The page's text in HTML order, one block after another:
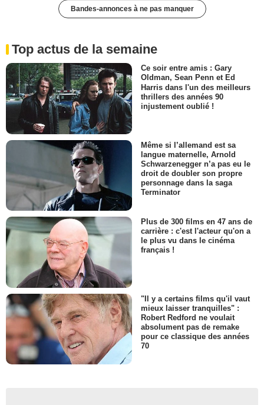
Bandes-annonces à ne pas manquer
Top actus de la semaine
Ce soir entre amis : Gary
Oldman, Sean Penn et Ed
Harris dans l'un des meilleurs
thrillers des années 90
injustement oublié !
Même si l’allemand est sa
langue maternelle, Arnold
Schwarzenegger n’a pas eu le
droit de doubler son propre
personnage dans la saga
Terminator
Plus de 300 films en 47 ans de
carrière : c'est l'acteur qu'on a
le plus vu dans le cinéma
français !
"Il y a certains films qu'il vaut
mieux laisser tranquilles" :
Robert Redford ne voulait
absolument pas de remake
pour ce classique des années
70